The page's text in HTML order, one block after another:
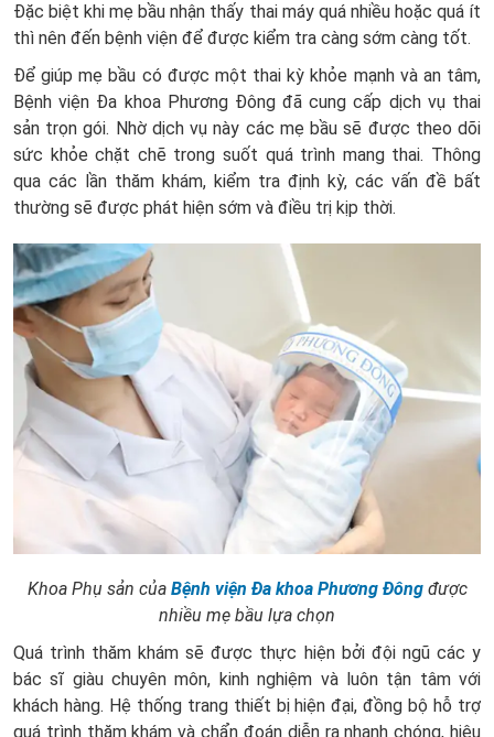
Đặc biệt khi mẹ bầu nhận thấy thai máy quá nhiều hoặc quá ít
thì nên đến bệnh viện để được kiểm tra càng sớm càng tốt.
Để giúp mẹ bầu có được một thai kỳ khỏe mạnh và an tâm,
Bệnh viện Đa khoa Phương Đông đã cung cấp dịch vụ thai
sản trọn gói. Nhờ dịch vụ này các mẹ bầu sẽ được theo dõi
sức khỏe chặt chẽ trong suốt quá trình mang thai. Thông
qua các lần thăm khám, kiểm tra định kỳ, các vấn đề bất
thường sẽ được phát hiện sớm và điều trị kịp thời.
Khoa Phụ sản của Bệnh viện Đa khoa Phương Đôngđược
nhiều mẹ bầu lựa chọn
Quá trình thăm khám sẽ được thực hiện bởi đội ngũ các y
bác sĩ giàu chuyên môn, kinh nghiệm và luôn tận tâm với
khách hàng. Hệ thống trang thiết bị hiện đại, đồng bộ hỗ trợ
quá trình thăm khám và chẩn đoán diễn ra nhanh chóng, hiệu